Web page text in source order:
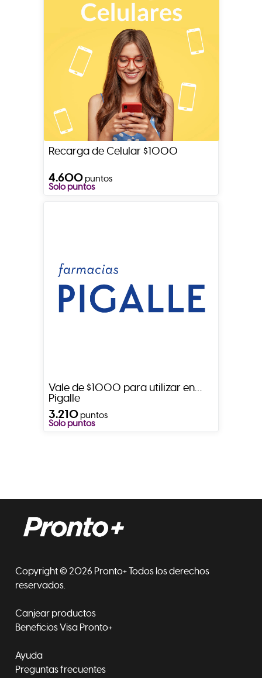
Recarga de Celular $1000
4.600puntos
Solo puntos
Vale de $1000 para utilizar en
Pigalle
3.210puntos
Solo puntos
Copyright © 2026 Pronto+ Todos los derechos
reservados.
Canjear productos
Beneficios Visa Pronto+
Ayuda
Preguntas frecuentes